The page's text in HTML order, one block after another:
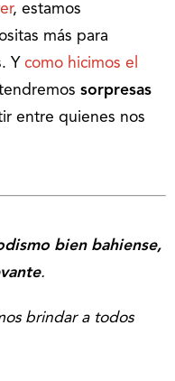
, estamos
más para
Y como hicimos el
sorpresas
entre quienes nos
bien bahiense,
.
brindar a todos